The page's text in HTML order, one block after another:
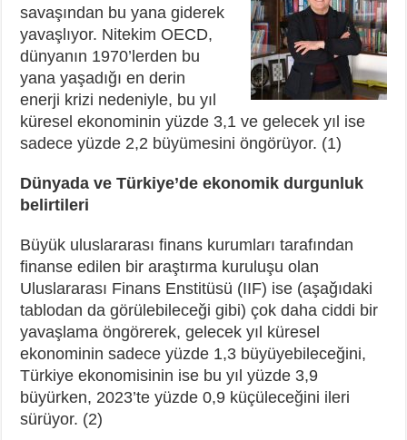
savaşından bu yana giderek
yavaşlıyor. Nitekim OECD,
dünyanın 1970’lerden bu
yana yaşadığı en derin
enerji krizi nedeniyle, bu yıl
küresel ekonominin yüzde 3,1 ve gelecek yıl ise
sadece yüzde 2,2 büyümesini öngörüyor. (1)
Dünyada ve Türkiye’de ekonomik durgunluk
belirtileri
Büyük uluslararası finans kurumları tarafından
finanse edilen bir araştırma kuruluşu olan
Uluslararası Finans Enstitüsü (IIF) ise (aşağıdaki
tablodan da görülebileceği gibi) çok daha ciddi bir
yavaşlama öngörerek, gelecek yıl küresel
ekonominin sadece yüzde 1,3 büyüyebileceğini,
Türkiye ekonomisinin ise bu yıl yüzde 3,9
büyürken, 2023’te yüzde 0,9 küçüleceğini ileri
sürüyor. (2)